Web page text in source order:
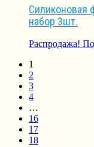
Силиконовая
набор 3шт.
Распродажа!
1
2
3
4
…
16
17
18